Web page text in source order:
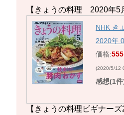
【きょうの料理 2020年5
NHK き
2020年
価格:
(2020/5/12
感想(1件
【きょうの料理ビギナー